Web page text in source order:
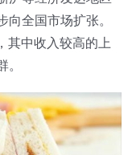
全国市场扩张。
其中收入较高的上